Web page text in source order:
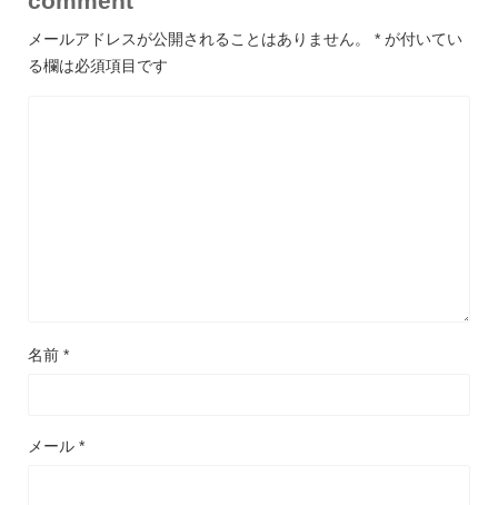
メールアドレスが公開されることはありません。 * が付いてい
る欄は必須項目です
名前 *
メール *